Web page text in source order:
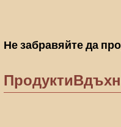
Не забравяйте да
Продукти